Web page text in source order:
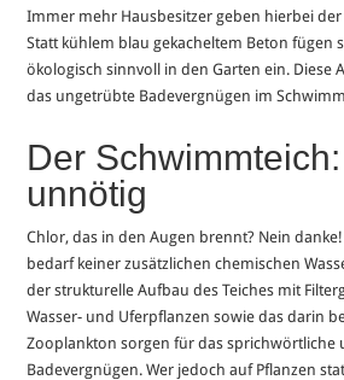
Immer mehr Hausbesitzer geben hierbei
Statt kühlem blau gekacheltem Beton fügen
ökologisch sinnvoll in den Garten ein. Diese
das ungetrübte Badevergnügen im
Der
unnötig
Chlor, das in den Augen brennt? Nein
bedarf keiner zusätzlichen chemischen
der strukturelle Aufbau des Teiches mit
Wasser- und Uferpflanzen sowie das darin
Zooplankton sorgen für das sprichwörtliche
Badevergnügen. Wer jedoch auf Pflanzen